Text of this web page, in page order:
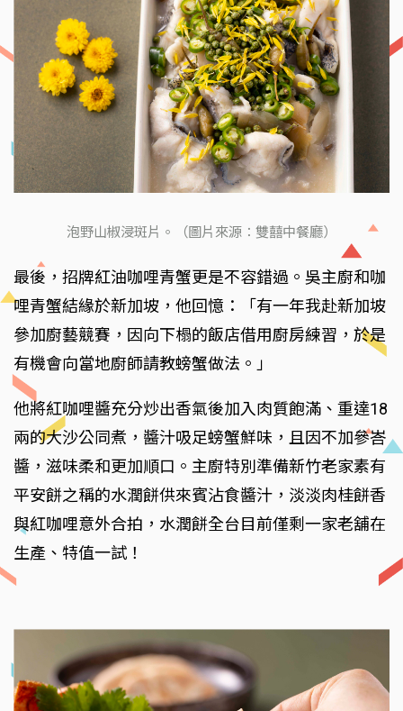
泡野山椒浸斑片。（圖片來源：雙囍中餐廳）
最後，招牌紅油咖哩青蟹更是不容錯過。吳主廚和咖
哩青蟹結緣於新加坡，他回憶：「有一年我赴新加坡
參加廚藝競賽，因向下榻的飯店借用廚房練習，於是
有機會向當地廚師請教螃蟹做法。」
他將紅咖哩醬充分炒出香氣後加入肉質飽滿、重達18
兩的大沙公同煮，醬汁吸足螃蟹鮮味，且因不加參峇
醬，滋味柔和更加順口。主廚特別準備新竹老家素有
平安餅之稱的水潤餅供來賓沾食醬汁，淡淡肉桂餅香
與紅咖哩意外合拍，水潤餅全台目前僅剩一家老舖在
生產、特值一試！